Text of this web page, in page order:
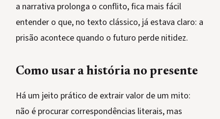
a narrativa prolonga o conflito, fica mais fácil
entender o que, no texto clássico, já estava claro: a
prisão acontece quando o futuro perde nitidez.
Como usar a história no presente
Há um jeito prático de extrair valor de um mito:
não é procurar correspondências literais, mas